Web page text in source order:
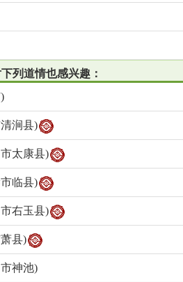
列道情也感兴趣：
涧县)
太康县)
临县)
右玉县)
县)
神池)